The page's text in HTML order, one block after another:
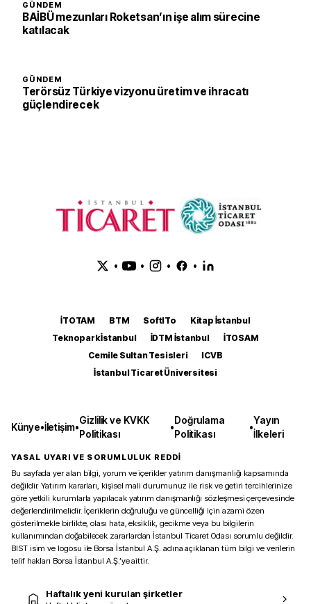
GÜNDEM
BAİBÜ mezunları Roketsan’ın işe alım sürecine
katılacak
GÜNDEM
Terörsüz Türkiye vizyonu üretim ve ihracatı
güçlendirecek
• • • •
İTOTAM BTM SoftITo
Kitap İstanbul
Teknopark İstanbul
İDTM İstanbul
İTOSAM
Cemile Sultan Tesisleri
ICVB
İstanbul Ticaret Üniversitesi
Künye•İletişim•
Gizlilik ve KVKK
Politikası
•
Doğrulama
Politikası
•
Yayın
İlkeleri
YASAL UYARI VE SORUMLULUK REDDİ
Bu sayfada yer alan bilgi, yorum ve içerikler yatırım danışmanlığı kapsamında
değildir. Yatırım kararları, kişisel mali durumunuz ile risk ve getiri tercihlerinize
göre yetkili kurumlarla yapılacak yatırım danışmanlığı sözleşmesi çerçevesinde
değerlendirilmelidir. İçeriklerin doğruluğu ve güncelliği için azami özen
gösterilmekle birlikte, olası hata, eksiklik, gecikme veya bu bilgilerin
kullanımından doğabilecek zararlardan İstanbul Ticaret Odası sorumlu değildir.
BIST isim ve logosu ile Borsa İstanbul A.Ş. adına açıklanan tüm bilgi ve verilerin
telif hakları Borsa İstanbul A.Ş.’ye aittir.
Haftalık yeni kurulan şirketler